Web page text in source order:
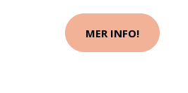
MER INFO!